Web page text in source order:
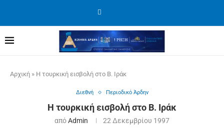
Αρχική » Η τουρκική εισβολή στο Β. Ιράκ
Διεθνή Περιοδικό Άρδην
Η τουρκική εισβολή στο Β. Ιράκ
απόAdmin 22 Δεκεμβρίου 1997